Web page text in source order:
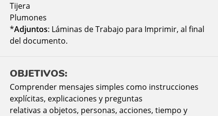
Tijera
Plumones
*Adjuntos: Láminas de Trabajo para Imprimir, al final
del documento.
OBJETIVOS:
Comprender mensajes simples como instrucciones
explícitas, explicaciones y preguntas
relativas a objetos, personas, acciones, tiempo y